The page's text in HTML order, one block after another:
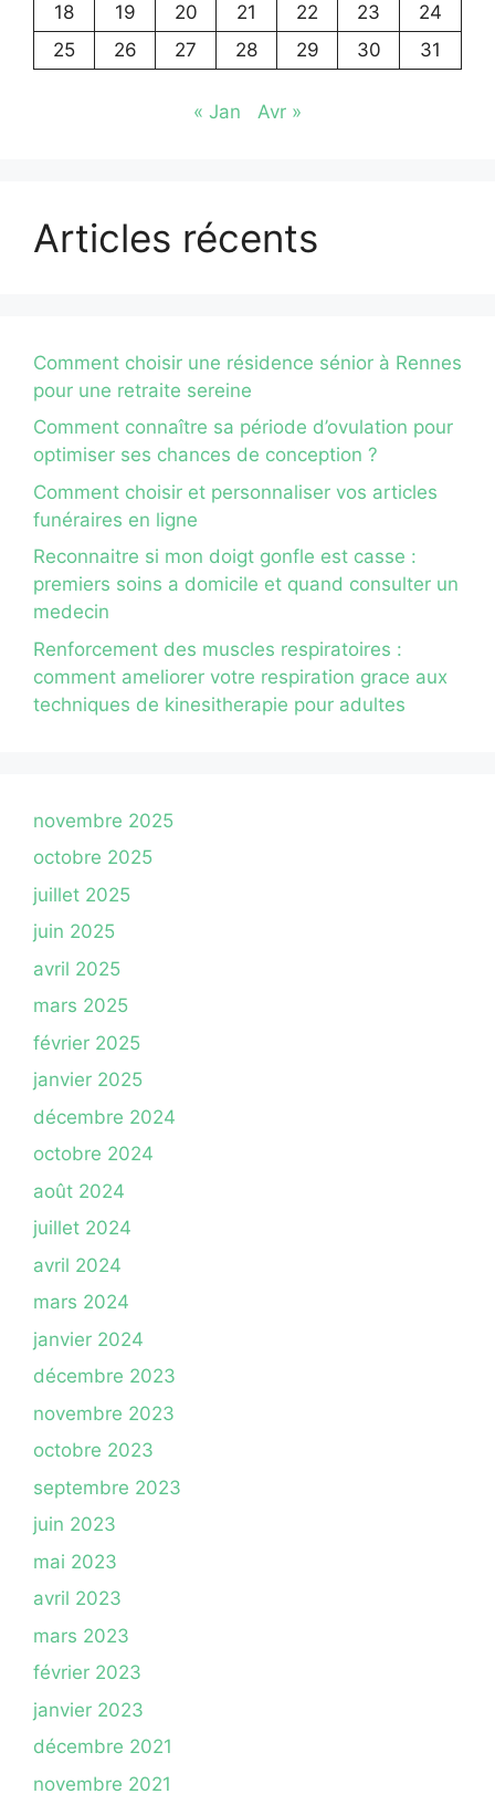
18
19 20 21 22 23
24
25
26 27 28 29 30 31
« Jan Avr »
Articles récents
Comment choisir une résidence sénior à Rennes
pour une retraite sereine
Comment connaître sa période d’ovulation pour
optimiser ses chances de conception ?
Comment choisir et personnaliser vos articles
funéraires en ligne
Reconnaitre si mon doigt gonfle est casse :
premiers soins a domicile et quand consulter un
medecin
Renforcement des muscles respiratoires :
comment ameliorer votre respiration grace aux
techniques de kinesitherapie pour adultes
novembre 2025
octobre 2025
juillet 2025
juin 2025
avril 2025
mars 2025
février 2025
janvier 2025
décembre 2024
octobre 2024
août 2024
juillet 2024
avril 2024
mars 2024
janvier 2024
décembre 2023
novembre 2023
octobre 2023
septembre 2023
juin 2023
mai 2023
avril 2023
mars 2023
février 2023
janvier 2023
décembre 2021
novembre 2021